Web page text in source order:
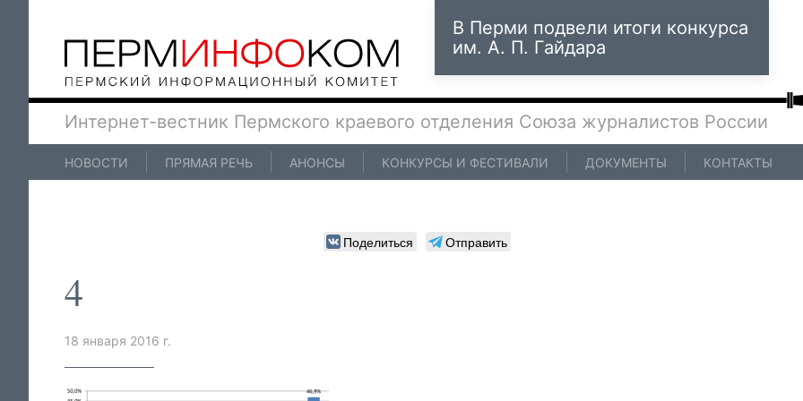
В Перми подвели итоги конкурса
им. А. П. Гайдара
Интернет-вестник Пермского краевого отделения Союза журналистов России
НОВОСТИ ПРЯМАЯ РЕЧЬ АНОНСЫ КОНКУРСЫ И ФЕСТИВАЛИ ДОКУМЕНТЫ КОНТАКТЫ
Поделиться Отправить
4
18 января 2016 г.